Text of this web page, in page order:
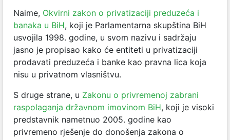
Naime, Okvirni zakon o privatizaciji preduzeća i
banaka u BiH, koji je Parlamentarna skupština BiH
usvojila 1998. godine, u svom nazivu i sadržaju
jasno je propisao kako će entiteti u privatizaciji
prodavati preduzeća i banke kao pravna lica koja
nisu u privatnom vlasništvu.
S druge strane, u Zakonu o privremenoj zabrani
raspolaganja državnom imovinom BiH, koji je visoki
predstavnik nametnuo 2005. godine kao
privremeno rješenje do donošenja zakona o